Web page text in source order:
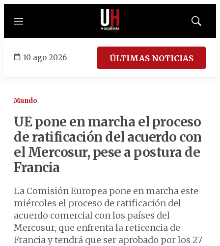
Menú
Mostrar
10 ago 2026 ÚLTIMAS NOTICIAS
Mundo
UE pone en marcha el proceso
de ratificación del acuerdo con
el Mercosur, pese a postura de
Francia
La Comisión Europea pone en marcha este
miércoles el proceso de ratificación del
acuerdo comercial con los países del
Mercosur, que enfrenta la reticencia de
Francia y tendrá que ser aprobado por los 27